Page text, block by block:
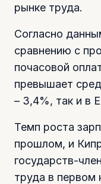
рынке труда.
Согласно
сравнению с
почасовой
превышает
– 3,4%, так и в
Темп роста
прошлом, и
государств-
труда в первом